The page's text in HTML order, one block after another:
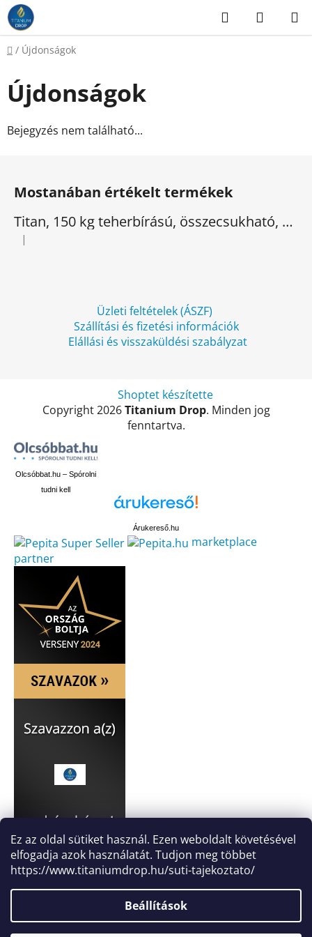
Ez az oldal sütiket használ. Ezen weboldalt követésével
elfogadja azok használatát. Tudjon meg többet
https://www.titaniumdrop.hu/suti-tajekoztato/
Beállítások
Ugrás
fő
tartalomhoz
KeresésKOSÁR
Kezdőlap
/ Újdonságok
Újdonságok
Bejegyzés nem található...
Mostanában értékelt termékek
Titan, 150 kg teherbírású, összecsukható, elektromos háromkerekű
A termék értékelése 5-ből 5 csillag.
|
Üzleti feltételek (ÁSZF)
Szállítási és fizetési információk
Elállási és visszaküldési szabályzat
Shoptet készítette
Copyright 2026Titanium Drop. Minden jog
fenntartva.
Olcsóbbat.hu – Spórolni
tudni kell
Árukereső.hu
marketplace
partner